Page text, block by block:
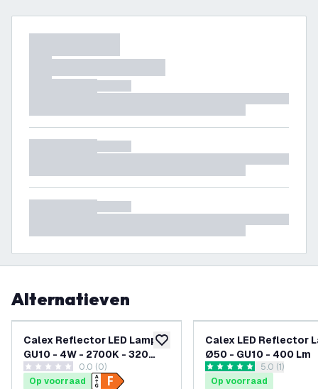
Alternatieven
toevoegen aan verlanglijst
Calex Reflector LED Lamp -
GU10 - 4W - 2700K - 320
Lumen - met Sensor
0 score sterren0.0 (0)
Op voorraad
Calex LED Reflector
Ø50 - GU10 - 400 Lm
reviews
5 score sterren5.0 (1)
Op voorraad